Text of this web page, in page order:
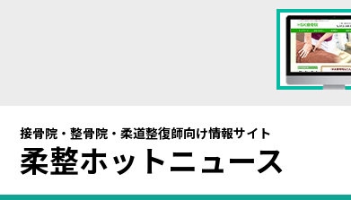
接骨院・整骨院・柔道整復師向け情報サイト
柔整ホットニュース